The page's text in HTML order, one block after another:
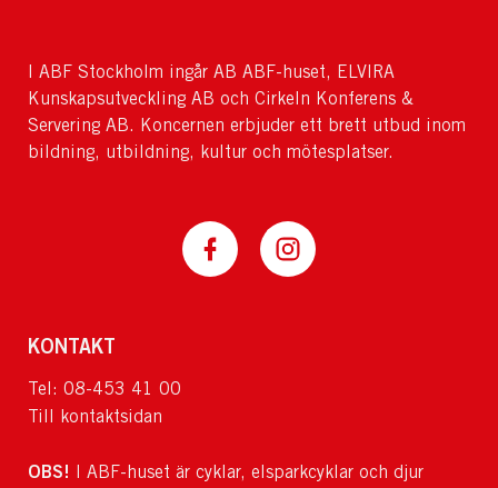
I ABF Stockholm ingår AB ABF-huset, ELVIRA
Kunskapsutveckling AB och Cirkeln Konferens &
Servering AB. Koncernen erbjuder ett brett utbud inom
bildning, utbildning, kultur och mötesplatser.
KONTAKT
Tel: 08-453 41 00
Till kontaktsidan
OBS!
I ABF-huset är cyklar, elsparkcyklar och djur